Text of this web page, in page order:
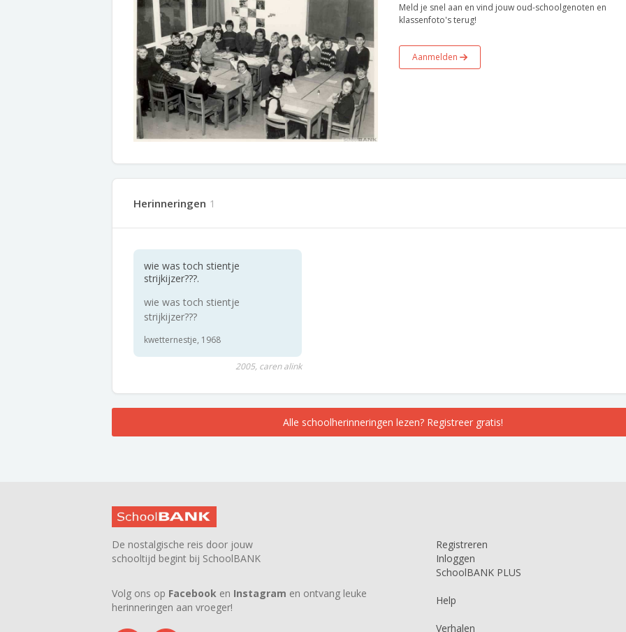
Meld je snel aan en vind jouw oud-schoolgenoten en
klassenfoto's terug!
Aanmelden
Herinneringen 1
wie was toch stientje
strijkijzer???.
wie was toch stientje
strijkijzer???
kwetternestje, 1968
2005, caren alink
Alle schoolherinneringen lezen? Registreer gratis!
De nostalgische reis door jouw
schooltijd begint bij SchoolBANK
Volg ons op Facebook en Instagram en ontvang leuke
herinneringen aan vroeger!
Registreren
Inloggen
SchoolBANK PLUS
Help
Verhalen